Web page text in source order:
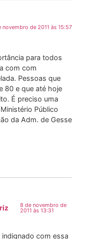
novembro de 2011 às 15:57
para todos
com com
Pessoas que
80 e que até hoje
É preciso uma
Público
da Adm. de Gesse
8 de novembro de
2011 às 13:31
com essa